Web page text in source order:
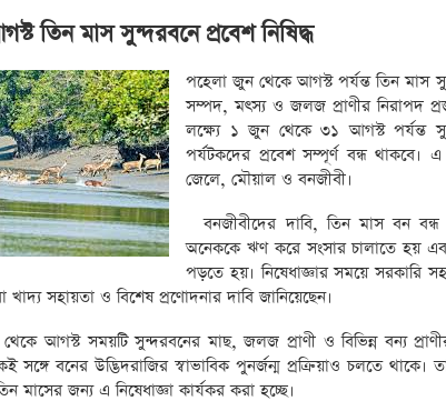
তিন মাস সুন্দরবনে প্রবেশ নিষিদ্ধ
পহেলা জুন থেকে আগস্ট পর্যন্ত তিন মাস
সম্পদ, মৎস্য ও জলজ প্রাণীর নিরাপদ
লক্ষ্যে ১ জুন থেকে ৩১ আগস্ট পর্যন্ত
পর্যটকদের প্রবেশ সম্পূর্ণ বন্ধ থাকবে। এ
জেলে, মৌয়াল ও বনজীবী।
বনজীবীদের দাবি, তিন মাস বন
অনেককে ঋণ করে সংসার চালাতে হয়
পড়তে হয়। নিষেধাজ্ঞার সময়ে সরকারি
খাদ্য সহায়তা ও বিশেষ প্রণোদনার দাবি জানিয়েছেন।
আগস্ট সময়টি সুন্দরবনের মাছ, জলজ প্রাণী ও বিভিন্ন বন্য
সঙ্গে বনের উদ্ভিদরাজির স্বাভাবিক পুনর্জন্ম প্রক্রিয়াও চলতে থাকে।
মাসের জন্য এ নিষেধাজ্ঞা কার্যকর করা হচ্ছে।